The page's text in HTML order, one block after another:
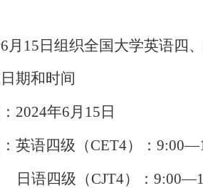
6月15日组织全国大学英语四
期和时间
2024年6月15日
英语四级（CET4）：
日语四级（CJT4）：